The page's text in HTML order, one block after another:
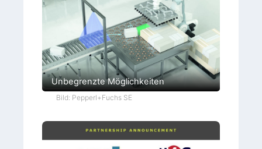
Unbegrenzte Möglichkeiten
Bild: Pepperl+Fuchs SE